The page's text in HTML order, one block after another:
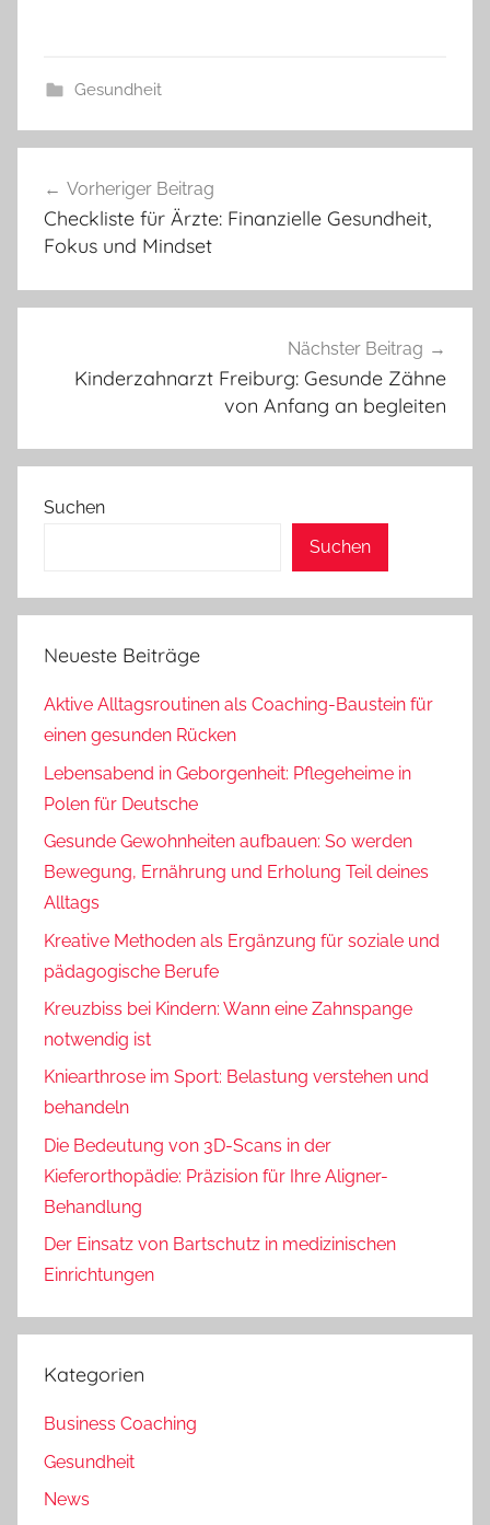
Gesundheit
Vorheriger Beitrag
Checkliste für Ärzte: Finanzielle Gesundheit,
Fokus und Mindset
Nächster Beitrag
Kinderzahnarzt Freiburg: Gesunde Zähne
von Anfang an begleiten
Suchen
Suchen
Neueste Beiträge
Aktive Alltagsroutinen als Coaching-Baustein für
einen gesunden Rücken
Lebensabend in Geborgenheit: Pflegeheime in
Polen für Deutsche
Gesunde Gewohnheiten aufbauen: So werden
Bewegung, Ernährung und Erholung Teil deines
Alltags
Kreative Methoden als Ergänzung für soziale und
pädagogische Berufe
Kreuzbiss bei Kindern: Wann eine Zahnspange
notwendig ist
Kniearthrose im Sport: Belastung verstehen und
behandeln
Die Bedeutung von 3D-Scans in der
Kieferorthopädie: Präzision für Ihre Aligner-
Behandlung
Der Einsatz von Bartschutz in medizinischen
Einrichtungen
Kategorien
Business Coaching
Gesundheit
News